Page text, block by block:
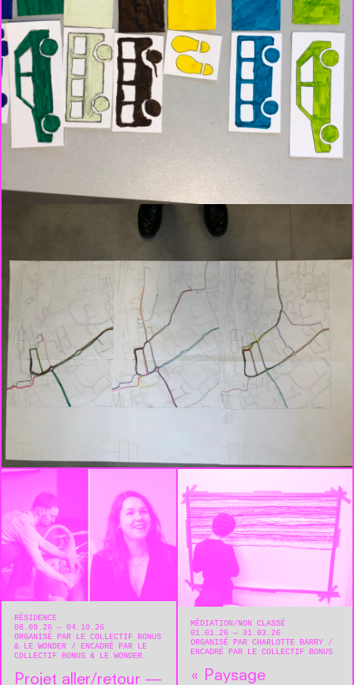
RÉSIDENCE
08.09.26 — 04.10.26
ORGANISÉ PAR LE COLLECTIF BONUS
& LE WONDER
ENCADRÉ PAR LE
COLLECTIF BONUS & LE WONDER
Projet aller/retour —
MÉDIATION
NON CLASSÉ
01.01.26 — 31.03.26
ORGANISÉ PAR CHARLOTTE BARRY
ENCADRÉ PAR LE COLLECTIF BONUS
« Paysage